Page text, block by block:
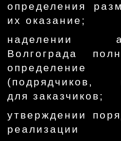
определения
их оказание;
наделении
Волгограда
определение
(подрядчиков,
для заказчиков;
утверждении
реализации